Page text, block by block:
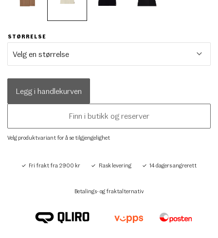
STØRRELSE
Legg i handlekurven
Finn i butikk og reserver
Velg produktvariant for å se tilgjengelighet
Fri frakt fra 2900 kr Rask levering 14 dagers angrerett
Betalings- og fraktalternativ